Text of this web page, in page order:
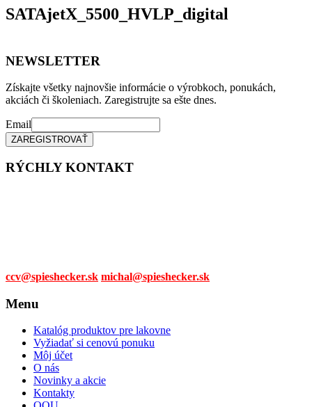
SATAjetX_5500_HVLP_digital
NEWSLETTER
Získajte všetky najnovšie informácie o výrobkoch, ponukách,
akciách či školeniach. Zaregistrujte sa ešte dnes.
Email
RÝCHLY KONTAKT
ccv@spieshecker.sk michal@spieshecker.sk
Menu
Katalóg produktov pre lakovne
Vyžiadať si cenovú ponuku
Môj účet
O nás
Novinky a akcie
Kontakty